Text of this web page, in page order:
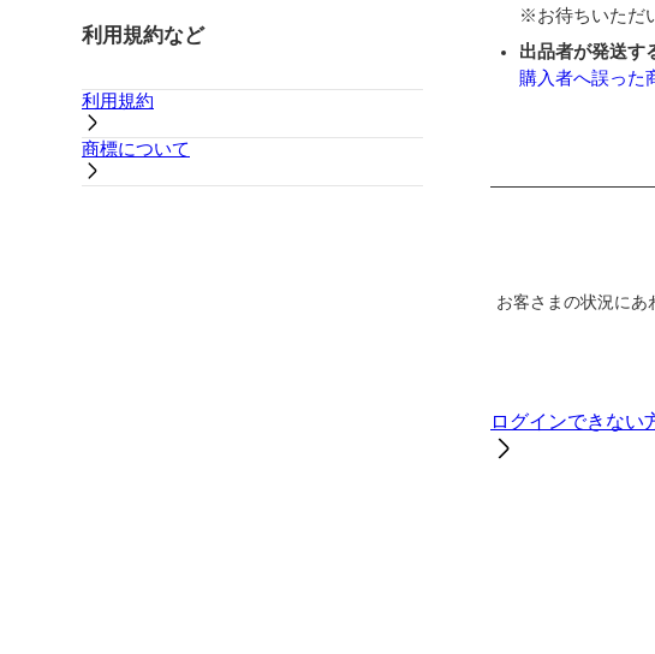
利用規約など
利用規約
商標について
※お待ちいただ
出品者が発送す
購入者へ誤った
お客さまの状況にあ
ログインできない